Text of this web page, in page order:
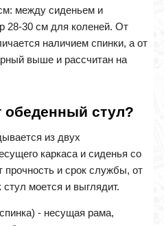
между сиденьем и
28-30 см для коленей. От
наличием спинки, а от
выше и рассчитан на
обеденный стул?
из двух
каркаса и сиденья со
прочность и срок службы, от
моется и выглядит.
- несущая рама,